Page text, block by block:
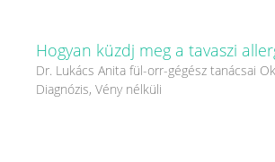
Hogyan küzdj meg a tavaszi
Dr. Lukács Anita fül-orr-gégész tanácsai
Diagnózis, Vény nélküli